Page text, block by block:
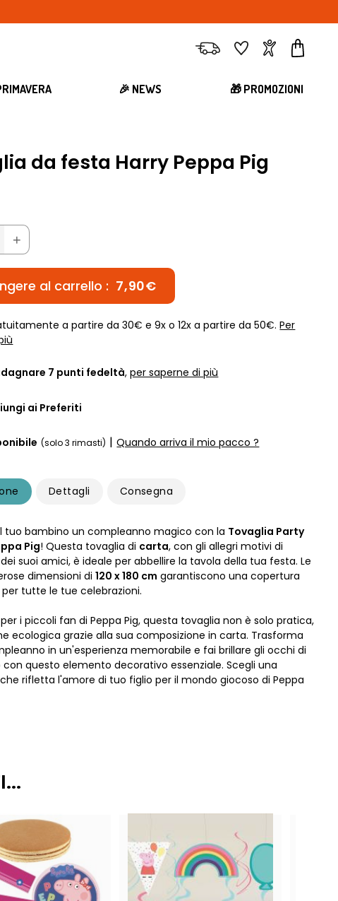
ConsegnaPreferitiAccount
🎉 NEWS 🎁 PROMOZIONI
da festa Harry Peppa Pig
+
al carrello : 7,90€
a partire da 30€ e 9x o 12x a partire da 50€.Per
7 punti fedeltà,per saperne di più
ai Preferiti
(solo 3 rimasti) | Quando arriva il mio pacco ?
Dettagli Consegna
tuo bambino un compleanno magico con la Tovaglia Party
Pig! Questa tovaglia di carta, con gli allegri motivi di
suoi amici, è ideale per abbellire la tavola della tua festa. Le
dimensioni di120 x 180 cm garantiscono una copertura
tutte le tue celebrazioni.
i piccoli fan di Peppa Pig, questa tovaglia non è solo pratica,
ecologica grazie alla sua composizione in carta. Trasforma
in un'esperienza memorabile e fai brillare gli occhi di
questo elemento decorativo essenziale. Scegli una
rifletta l'amore di tuo figlio per il mondo giocoso di Peppa